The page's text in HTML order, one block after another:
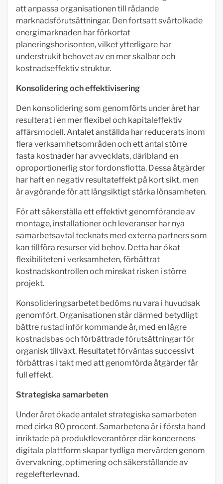
att anpassa organisationen till rådande
marknadsförutsättningar. Den fortsatt svårtolkade
energimarknaden har förkortat
planeringshorisonten, vilket ytterligare har
understrukit behovet av en mer skalbar och
kostnadseffektiv struktur.
Konsolidering och effektivisering
Den konsolidering som genomförts under året har
resulterat i en mer flexibel och kapitaleffektiv
affärsmodell. Antalet anställda har reducerats inom
flera verksamhetsområden och ett antal större
fasta kostnader har avvecklats, däribland en
oproportionerlig stor fordonsflotta. Dessa åtgärder
har haft en negativ resultateffekt på kort sikt, men
är avgörande för att långsiktigt stärka lönsamheten.
För att säkerställa ett effektivt genomförande av
montage, installationer och leveranser har nya
samarbetsavtal tecknats med externa partners som
kan tillföra resurser vid behov. Detta har ökat
flexibiliteten i verksamheten, förbättrat
kostnadskontrollen och minskat risken i större
projekt.
Konsolideringsarbetet bedöms nu vara i huvudsak
genomfört. Organisationen står därmed betydligt
bättre rustad inför kommande år, med en lägre
kostnadsbas och förbättrade förutsättningar för
organisk tillväxt. Resultatet förväntas successivt
förbättras i takt med att genomförda åtgärder får
full effekt.
Strategiska samarbeten
Under året ökade antalet strategiska samarbeten
med cirka 80 procent. Samarbetena är i första hand
inriktade på produktleverantörer där koncernens
digitala plattform skapar tydliga mervärden genom
övervakning, optimering och säkerställande av
regelefterlevnad.